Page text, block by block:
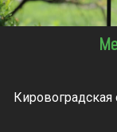
Кировоградская
Знаменка,